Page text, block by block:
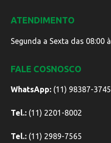
ATENDIMENTO
Segunda a Sexta das 08:00
FALE COSNOSCO
WhatsApp: (11) 98387-3745
Tel.: (11) 2201-8002
Tel.: (11) 2989-7565